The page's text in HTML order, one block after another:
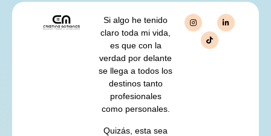
Si algo he tenido
claro toda mi vida,
es que con la
verdad por delante
se llega a todos los
destinos tanto
profesionales
como personales.
Quizás, esta sea